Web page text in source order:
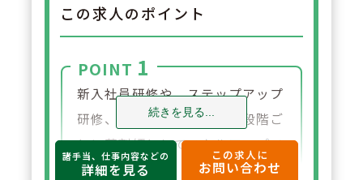
この求人のポイント
POINT 1
新入社員研修や、ステップアップ
研修、管理者向け研修など段階ご
とに薬剤師としてスキルアップで
きる研修制度を導入しています。
続きを見る...
諸手当、仕事内容などの
詳細を見る
この求人に
お問い合わせ